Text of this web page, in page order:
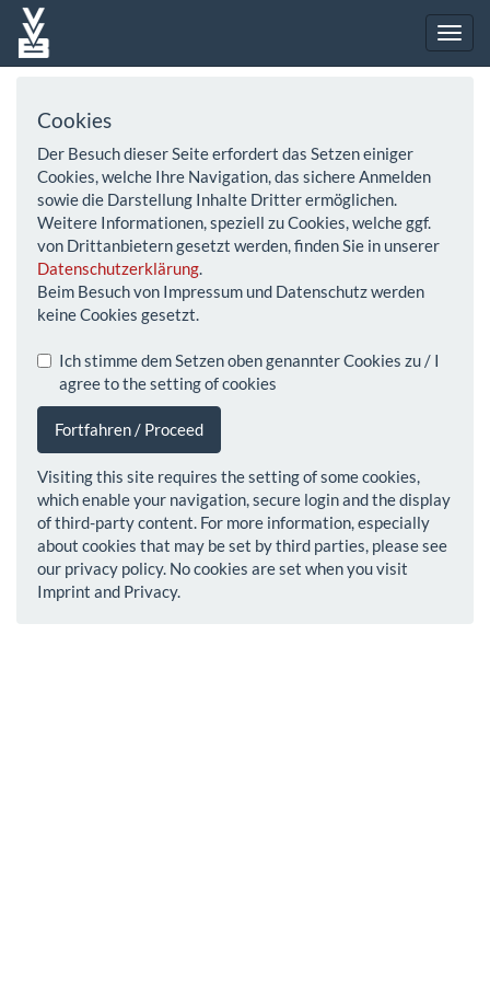
Cookies
Der Besuch dieser Seite erfordert das Setzen einiger
Cookies, welche Ihre Navigation, das sichere Anmelden
sowie die Darstellung Inhalte Dritter ermöglichen.
Weitere Informationen, speziell zu Cookies, welche ggf.
von Drittanbietern gesetzt werden, finden Sie in unserer
Datenschutzerklärung.
Beim Besuch von Impressum und Datenschutz werden
keine Cookies gesetzt.
Ich stimme dem Setzen oben genannter Cookies zu / I
agree to the setting of cookies
Fortfahren / Proceed
Visiting this site requires the setting of some cookies,
which enable your navigation, secure login and the display
of third-party content. For more information, especially
about cookies that may be set by third parties, please see
our privacy policy. No cookies are set when you visit
Imprint and Privacy.